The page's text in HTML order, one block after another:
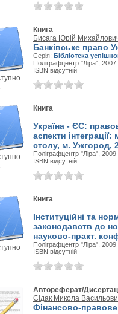
Книга
Бисага Юрій
Банківське право
Серія: Бібліотека
Поліграфцентр "Ліра", 2007
ISBN відсутній
Книга
Україна - ЄС:
аспекти
столу, м. Ужгород,
Поліграфцентр "Ліра", 2009
ISBN відсутній
Книга
Інституційні та
законодавств до
науково-практ.
Поліграфцентр "Ліра", 2009
ISBN відсутній
Автореферат/
Сідак Микола
Фінансово-